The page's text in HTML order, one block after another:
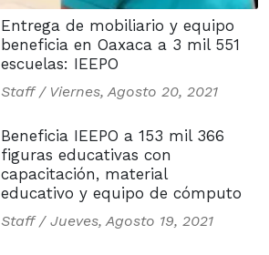
Entrega de mobiliario y equipo
beneficia en Oaxaca a 3 mil 551
escuelas: IEEPO
Staff / Viernes, Agosto 20, 2021
Beneficia IEEPO a 153 mil 366
figuras educativas con
capacitación, material
educativo y equipo de cómputo
Staff / Jueves, Agosto 19, 2021